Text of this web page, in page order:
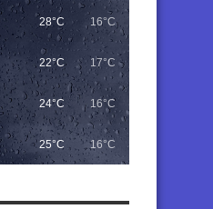
28°C 16°C
22°C 17°C
24°C 16°C
25°C 16°C